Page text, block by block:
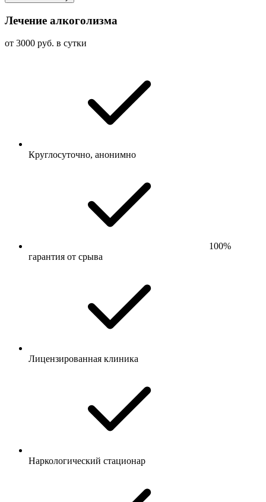
Лечение алкоголизма
от 3000 руб. в сутки
Круглосуточно, анонимно
100%
гарантия от срыва
Лицензированная клиника
Наркологический стационар